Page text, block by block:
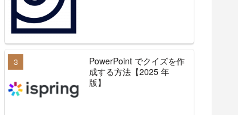
PowerPoint でクイズを作
成する方法【2025 年
版】